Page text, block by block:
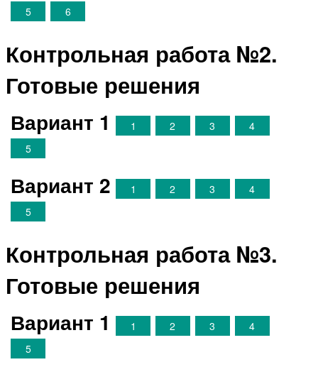
5
6
Контрольная работа №2.
Готовые решения
Вариант 1 1 2 3
4
5
Вариант 2 1 2 3
4
5
Контрольная работа №3.
Готовые решения
Вариант 1 1 2 3
4
5